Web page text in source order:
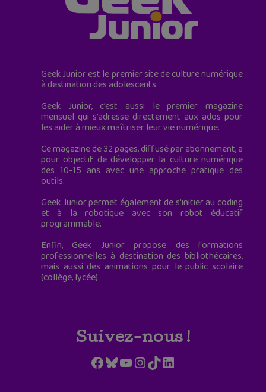
Geek Junior est le premier site de culture numérique
à destination des adolescents.
Geek Junior, c’est aussi le premier magazine
mensuel qui s’adresse directement aux ados pour
les aider à mieux maîtriser leur vie numérique.
Ce magazine de 32 pages, diffusé par abonnement, a
pour objectif de développer la culture numérique
des 10-15 ans avec une approche pratique des
outils.
Geek Junior permet également de s'initier au coding
et à la robotique avec son robot éducatif
programmable.
Enfin, Geek Junior propose des formations
professionnelles à destination des bibliothécaires,
mais aussi des animations pour le public scolaire
(collège, lycée).
Suivez-nous !
Facebook
Bluesky
YouTube
Instagram
TikTokLinkedIn